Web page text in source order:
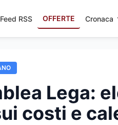
Feed RSS OFFERTE Cronaca
Lega:
costi e